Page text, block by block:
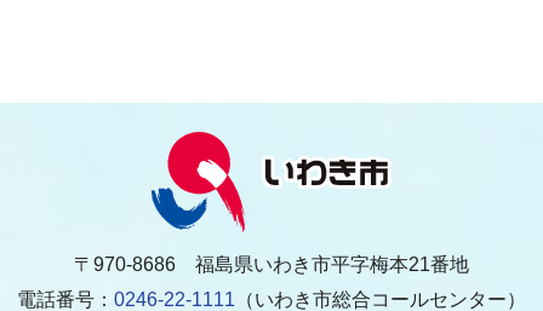
〒970-8686 福島県いわき市平字梅本21番地
電話番号： 0246-22-1111 （いわき市総合コールセンター）